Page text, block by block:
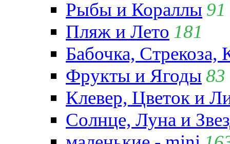
Рыбы и Кораллы 91
Пляж и Лето 181
Бабочка,
Фрукты и Ягоды 83
Клевер, Цветок и
Солнце, Луна и